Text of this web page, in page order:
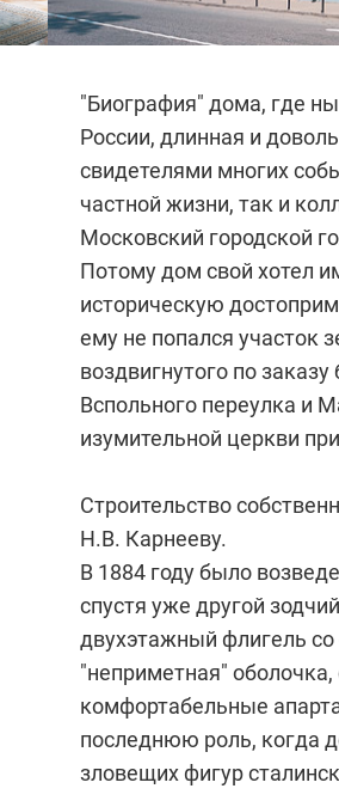
"Биография" дома, где
России, длинная и
свидетелями многих
частной жизни, так и
Московский городской
Потому дом свой хотел
историческую
ему не попался участок
воздвигнутого по
Вспольного переулка и
изумительной церкви
Строительство
Н.В. Карнееву.
В 1884 году было
спустя уже другой
двухэтажный флигель
"неприметная"
комфортабельные
последнюю роль, когда
зловещих фигур